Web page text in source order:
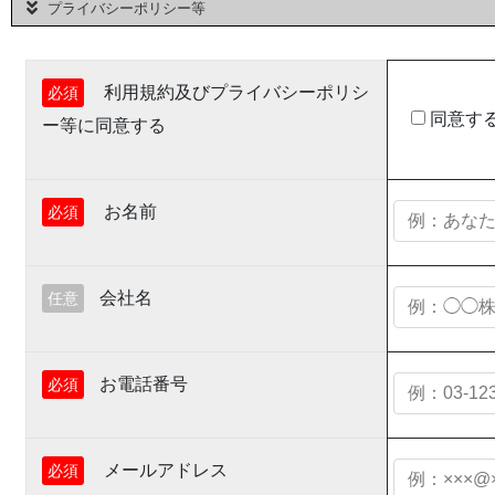
プライバシーポリシー等
必須
利用規約及びプライバシーポリシ
ー等に同意する
同意す
必須 お名前
任意 会社名
必須 お電話番号
必須 メールアドレス